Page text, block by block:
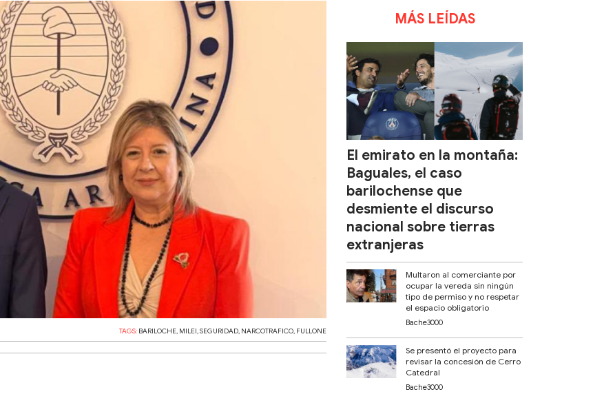
TAGS: BARILOCHE, MILEI,SEGURIDAD, NARCOTRAFICO, FULLONE
MÁS LEÍDAS
El emirato en la montaña:
Baguales, el caso
barilochense que
desmiente el discurso
nacional sobre tierras
extranjeras
Multaron al comerciante por
ocupar la vereda sin ningún
tipo de permiso y no respetar
el espacio obligatorio
Bache3000
Se presentó el proyecto para
revisar la concesión de Cerro
Catedral
Bache3000